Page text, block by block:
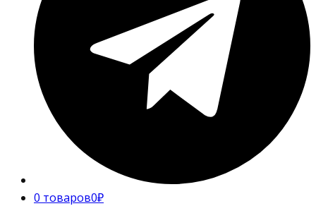
0 товаров0₽